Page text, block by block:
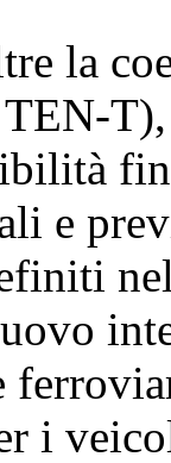
la
e
nel
i